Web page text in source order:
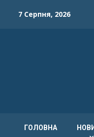
7 Серпня, 2026
ГОЛОВНА